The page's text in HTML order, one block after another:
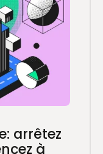
arrêtez
à